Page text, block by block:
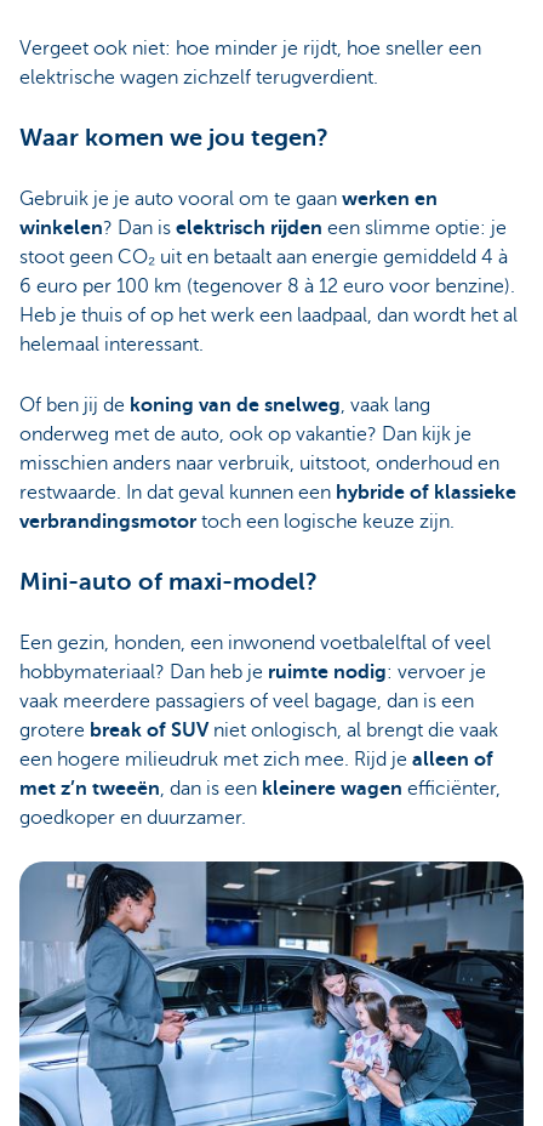
Vergeet ook niet: hoe minder je rijdt, hoe sneller een
elektrische wagen zichzelf terugverdient.
Waar komen we jou tegen?
Gebruik je je auto vooral om te gaan werken en
winkelen? Dan is elektrisch rijden een slimme optie: je
stoot geen CO₂ uit en betaalt aan energie gemiddeld 4 à
6 euro per 100 km (tegenover 8 à 12 euro voor benzine).
Heb je thuis of op het werk een laadpaal, dan wordt het al
helemaal interessant.
Of ben jij de koning van de snelweg, vaak lang
onderweg met de auto, ook op vakantie? Dan kijk je
misschien anders naar verbruik, uitstoot, onderhoud en
restwaarde. In dat geval kunnen een hybride of klassieke
verbrandingsmotor toch een logische keuze zijn.
Mini-auto of maxi-model?
Een gezin, honden, een inwonend voetbalelftal of veel
hobbymateriaal? Dan heb je ruimte nodig: vervoer je
vaak meerdere passagiers of veel bagage, dan is een
grotere break of SUV niet onlogisch, al brengt die vaak
een hogere milieudruk met zich mee. Rijd je alleen of
met z’n tweeën, dan is een kleinere wagen efficiënter,
goedkoper en duurzamer.